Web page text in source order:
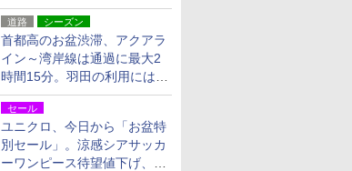
活動・復旧支援
道路 シーズン
首都高のお盆渋滞、アクアラ
イン～湾岸線は通過に最大2
時間15分。羽田の利用には
「空港西出口」の利用検討を
セール
ユニクロ、今日から「お盆特
別セール」。涼感シアサッカ
ーワンピース待望値下げ、撥